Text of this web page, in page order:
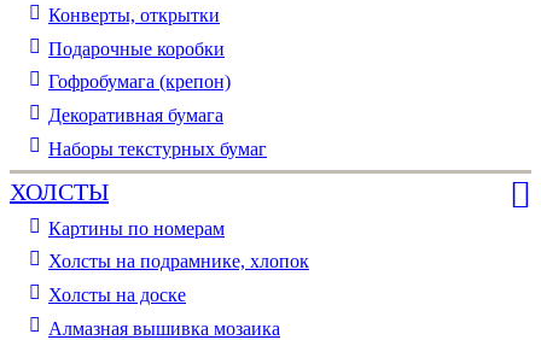
Конверты, открытки
Подарочные коробки
Гофробумага (крепон)
Декоративная бумага
Наборы текстурных бумаг
ХОЛСТЫ
Картины по номерам
Холсты на подрамнике, хлопок
Холсты на доске
Алмазная вышивка мозаика